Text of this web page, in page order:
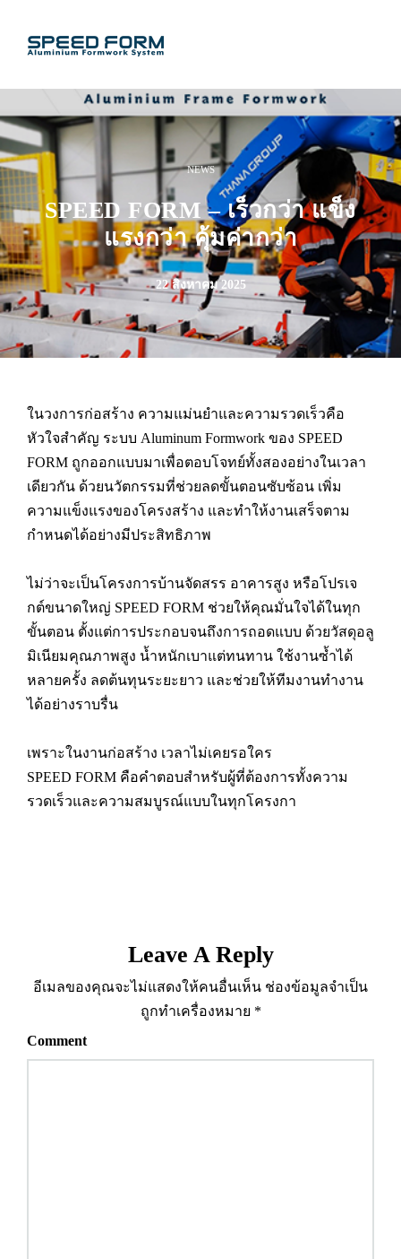
NEWS
SPEED FORM – เร็วกว่า แข็ง
แรงกว่า คุ้มค่ากว่า
22 สิงหาคม 2025
ในวงการก่อสร้าง ความแม่นยำและความรวดเร็วคือ
หัวใจสำคัญ ระบบ Aluminum Formwork ของ SPEED
FORM ถูกออกแบบมาเพื่อตอบโจทย์ทั้งสองอย่างในเวลา
เดียวกัน ด้วยนวัตกรรมที่ช่วยลดขั้นตอนซับซ้อน เพิ่ม
ความแข็งแรงของโครงสร้าง และทำให้งานเสร็จตาม
กำหนดได้อย่างมีประสิทธิภาพ
ไม่ว่าจะเป็นโครงการบ้านจัดสรร อาคารสูง หรือโปรเจ
กต์ขนาดใหญ่ SPEED FORM ช่วยให้คุณมั่นใจได้ในทุก
ขั้นตอน ตั้งแต่การประกอบจนถึงการถอดแบบ ด้วยวัสดุอลู
มิเนียมคุณภาพสูง น้ำหนักเบาแต่ทนทาน ใช้งานซ้ำได้
หลายครั้ง ลดต้นทุนระยะยาว และช่วยให้ทีมงานทำงาน
ได้อย่างราบรื่น
เพราะในงานก่อสร้าง เวลาไม่เคยรอใคร
SPEED FORM คือคำตอบสำหรับผู้ที่ต้องการทั้งความ
รวดเร็วและความสมบูรณ์แบบในทุกโครงกา
Leave A Reply
อีเมลของคุณจะไม่แสดงให้คนอื่นเห็น ช่องข้อมูลจำเป็น
ถูกทำเครื่องหมาย *
Comment